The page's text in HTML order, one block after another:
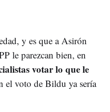
y es que a Asirón
le parezcan bien, en
votar lo que le
el voto de Bildu ya sería